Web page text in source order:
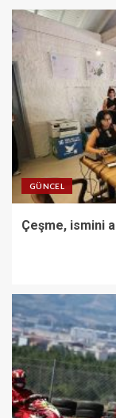
GÜNCEL
Çeşme, ismini